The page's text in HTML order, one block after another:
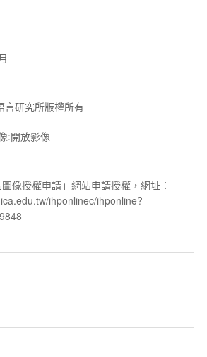
言研究所版權所有
:開放影像
像授權申請」網站申請授權，網址：
ihponlinec/ihponline?